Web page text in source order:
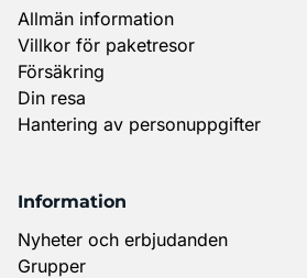
Allmän information
Villkor för paketresor
Försäkring
Din resa
Hantering av personuppgifter
Information
Nyheter och erbjudanden
Grupper